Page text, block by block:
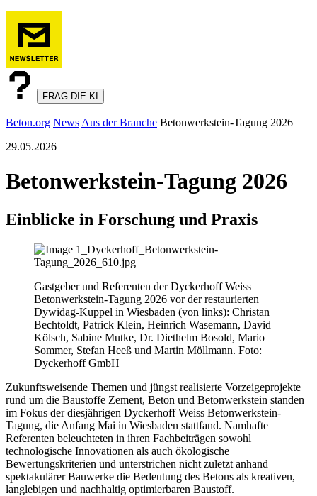
FRAG DIE KI
Beton.org News Aus der Branche Betonwerkstein-Tagung 2026
29.05.2026
Betonwerkstein-Tagung 2026
Einblicke in Forschung und Praxis
Gastgeber und Referenten der Dyckerhoff Weiss
Betonwerkstein-Tagung 2026 vor der restaurierten
Dywidag-Kuppel in Wiesbaden (von links): Christan
Bechtoldt, Patrick Klein, Heinrich Wasemann, David
Kölsch, Sabine Mutke, Dr. Diethelm Bosold, Mario
Sommer, Stefan Heeß und Martin Möllmann. Foto:
Dyckerhoff GmbH
Zukunftsweisende Themen und jüngst realisierte Vorzeigeprojekte
rund um die Baustoffe Zement, Beton und Betonwerkstein standen
im Fokus der diesjährigen Dyckerhoff Weiss Betonwerkstein-
Tagung, die Anfang Mai in Wiesbaden stattfand. Namhafte
Referenten beleuchteten in ihren Fachbeiträgen sowohl
technologische Innovationen als auch ökologische
Bewertungskriterien und unterstrichen nicht zuletzt anhand
spektakulärer Bauwerke die Bedeutung des Betons als kreativen,
langlebigen und nachhaltig optimierbaren Baustoff.